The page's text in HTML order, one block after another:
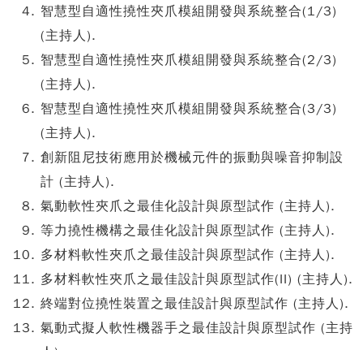
智慧型自適性撓性夾爪模組開發與系統整合(1/3)
(主持人).
智慧型自適性撓性夾爪模組開發與系統整合(2/3)
(主持人).
智慧型自適性撓性夾爪模組開發與系統整合(3/3)
(主持人).
創新阻尼技術應用於機械元件的振動與噪音抑制設
計 (主持人).
氣動軟性夾爪之最佳化設計與原型試作 (主持人).
等力撓性機構之最佳化設計與原型試作 (主持人).
多材料軟性夾爪之最佳設計與原型試作 (主持人).
多材料軟性夾爪之最佳設計與原型試作(II) (主持人).
終端對位撓性裝置之最佳設計與原型試作 (主持人).
氣動式擬人軟性機器手之最佳設計與原型試作 (主持